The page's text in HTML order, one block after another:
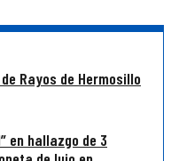
Rayos de Hermosillo
en hallazgo de 3